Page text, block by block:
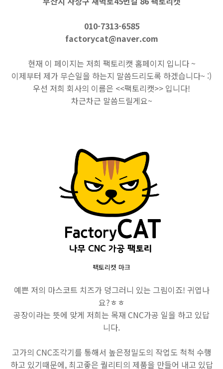
010-7313-6585
factorycat@naver.com
현재 이 페이지는 저희 팩토리캣 홈페이지 입니다 ~
이제부터 제가 무슨일을 하는지 말씀드리도록 하겠습니다~ :)
우선 저희 회사의 이름은 <<팩토리캣>> 입니다!
차근차근 말씀드릴게요~
팩토리캣 마크
예쁜 저의 마스코트 치즈가 덩그러니 있는 그림이죠! 귀엽나
요?ㅎㅎ
공장이라는 뜻에 맞게 저희는 목재 CNC가공 일을 하고 있답
니다.
고가의 CNC조각기를 통해서 높은정밀도의 작업도 척척 수행
하고 있기때문에, 최고좋은 퀄리티의 제품을 만들어 내고 있답